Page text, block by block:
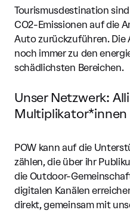
Tourismusdestination sind
CO2-Emissionen auf die
Auto zurückzuführen. Die
noch immer zu den
schädlichsten Bereichen.
Unser Netzwerk:
Multiplikator*innen
POW kann auf die
zählen, die über ihr
die Outdoor-
digitalen Kanälen
direkt, gemeinsam mit